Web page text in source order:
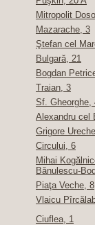
Mitropolit
Mazarache, 3
Ştefan cel
Bulgară, 21
Bogdan
Traian, 3
Sf. Gheorghe,
Alexandru cel
Grigore
Circului, 6
Mihai
Bănulescu-
Piaţa Veche, 8
Vlaicu
Ciuflea, 1